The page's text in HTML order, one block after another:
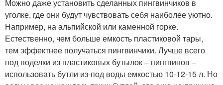
Можно даже установить сделанных пингвинчиков в
уголке, где они будут чувствовать себя наиболее уютно.
Например, на альпийской или каменной горке.
Естественно, чем больше емкость пластиковой тары,
тем эффектнее получаться пингвинчики. Лучше всего
под поделки из пластиковых бутылок – пингвинов –
использовать бутли из-под воды емкостью 10-12-15 л. Но